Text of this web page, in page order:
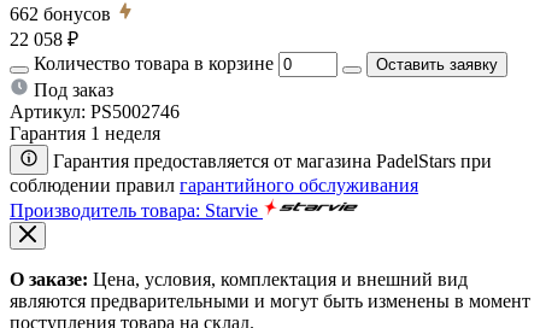
662 бонусов
22 058 ₽
Количество товара в корзине
Оставить заявку
Под заказ
Артикул: PS5002746
Гарантия 1 неделя
Гарантия предоставляется от магазина PadelStars при
соблюдении правил гарантийного обслуживания
Производитель товара: Starvie
О заказе: Цена, условия, комплектация и внешний вид
являются предварительными и могут быть изменены в момент
поступления товара на склад.